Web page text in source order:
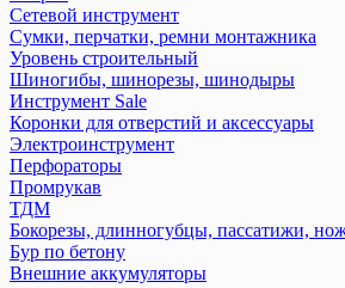
Сетевой инструмент
Сумки, перчатки, ремни монтажника
Уровень строительный
Шиногибы, шинорезы, шинодыры
Инструмент Sale
Коронки для отверстий и аксессуары
Электроинструмент
Перфораторы
Промрукав
ТДМ
Бокорезы, длинногубцы, пассатижи,
Бур по бетону
Внешние аккумуляторы